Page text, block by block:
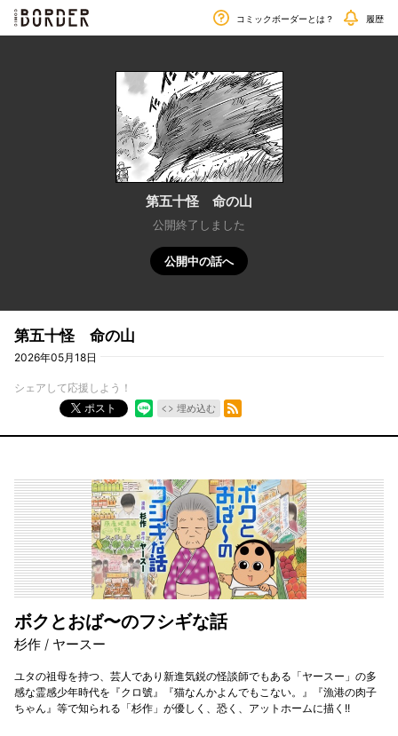
border
毎週金曜日更新!! コミックボーダーとは？ 履歴
第五十怪 命の山
公開終了しました
公開中の話へ
第五十怪 命の山
2026年05月18日
シェアして応援しよう！
ポスト
埋め込む
RSSフィード
ボクとおば〜のフシギな話
杉作 / ヤースー
ユタの祖母を持つ、芸人であり新進気鋭の怪談師でもある「ヤースー」の多
感な霊感少年時代を『クロ號』『猫なんかよんでもこない。』『漁港の肉子
ちゃん』等で知られる「杉作」が優しく、恐く、アットホームに描く!!